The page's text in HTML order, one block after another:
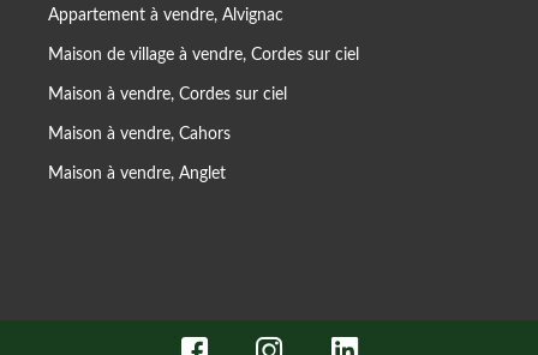
Appartement à vendre, Alvignac
Maison de village à vendre, Cordes sur ciel
Maison à vendre, Cordes sur ciel
Maison à vendre, Cahors
Maison à vendre, Anglet